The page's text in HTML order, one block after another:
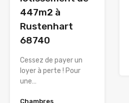
447m2 à
Rustenhart
68740
Cessez de payer un
loyer à perte ! Pour
une…
Chambres